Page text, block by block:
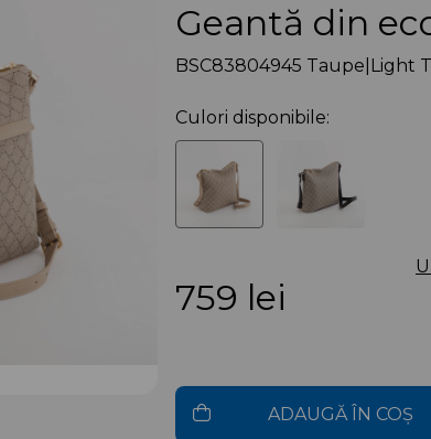
Geantă din
BSC83804945 Taupe|Light
Culori disponibile:
759 lei
ADAUGĂ ÎN COȘ